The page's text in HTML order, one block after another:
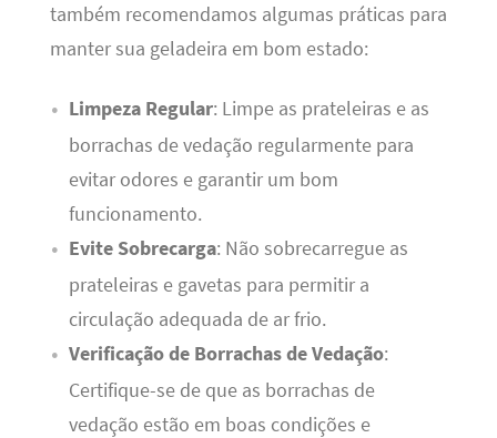
também recomendamos algumas práticas para
manter sua geladeira em bom estado:
Limpeza Regular: Limpe as prateleiras e as
borrachas de vedação regularmente para
evitar odores e garantir um bom
funcionamento.
Evite Sobrecarga: Não sobrecarregue as
prateleiras e gavetas para permitir a
circulação adequada de ar frio.
Verificação de Borrachas de Vedação:
Certifique-se de que as borrachas de
vedação estão em boas condições e